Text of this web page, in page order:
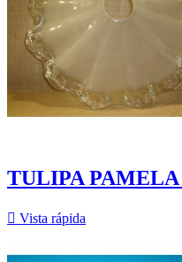
TULIPA PAMELA
 Vista rápida